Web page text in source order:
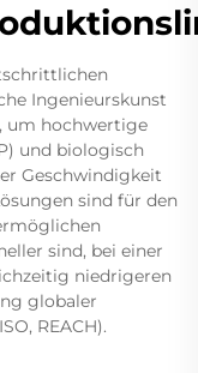
Ingenieurskunst
um hochwertige
und biologisch
Geschwindigkeit
sind für den
sind, bei einer
niedrigeren
globaler
REACH).